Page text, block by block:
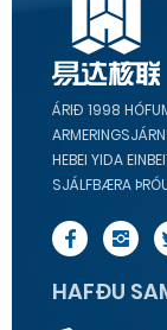
ÁRIÐ 1998
HEBEI YIDA
SJÁLFBÆRA
HAFÐU